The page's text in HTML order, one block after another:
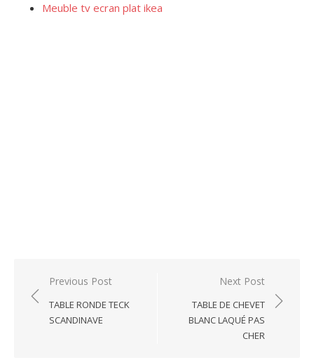
Meuble tv ecran plat ikea
Post
navigation
Previous Post
TABLE RONDE TECK
SCANDINAVE
Next Post
TABLE DE CHEVET
BLANC LAQUÉ PAS
CHER